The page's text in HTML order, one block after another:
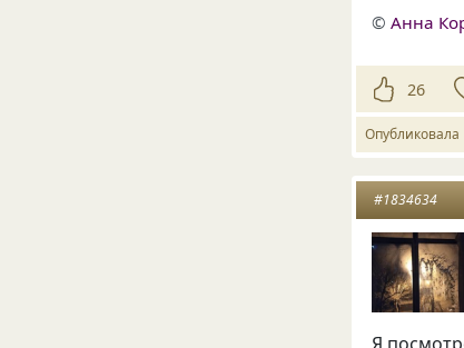
©Анна
26
Опубликовала
#1834634